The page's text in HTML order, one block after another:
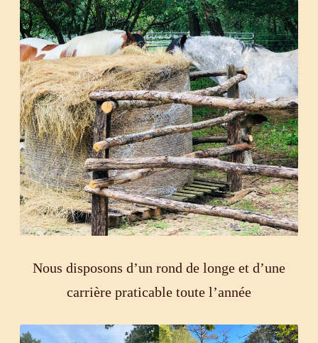
Nous disposons d’un rond de longe et d’une
carrière praticable toute l’année